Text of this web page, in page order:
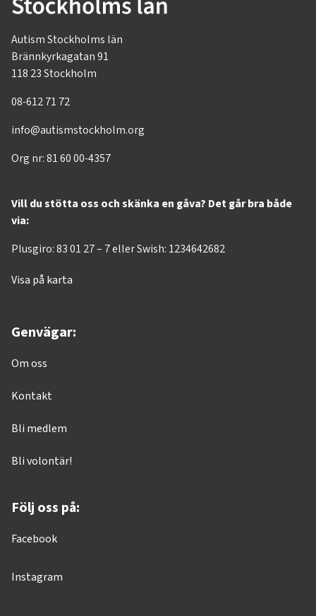
Autism Stockholms län
Brännkyrkagatan 91
118 23 Stockholm
08-612 71 72
info@autismstockholm.org
Org nr: 81 60 00-4357
Vill du stötta oss och skänka en gåva? Det går bra både
via:
Plusgiro: 83 01 27 – 7 eller Swish: 1234642682
Visa på karta
Genvägar:
Om oss
Kontakt
Bli medlem
Bli volontär!
Följ oss på:
Facebook
Instagram